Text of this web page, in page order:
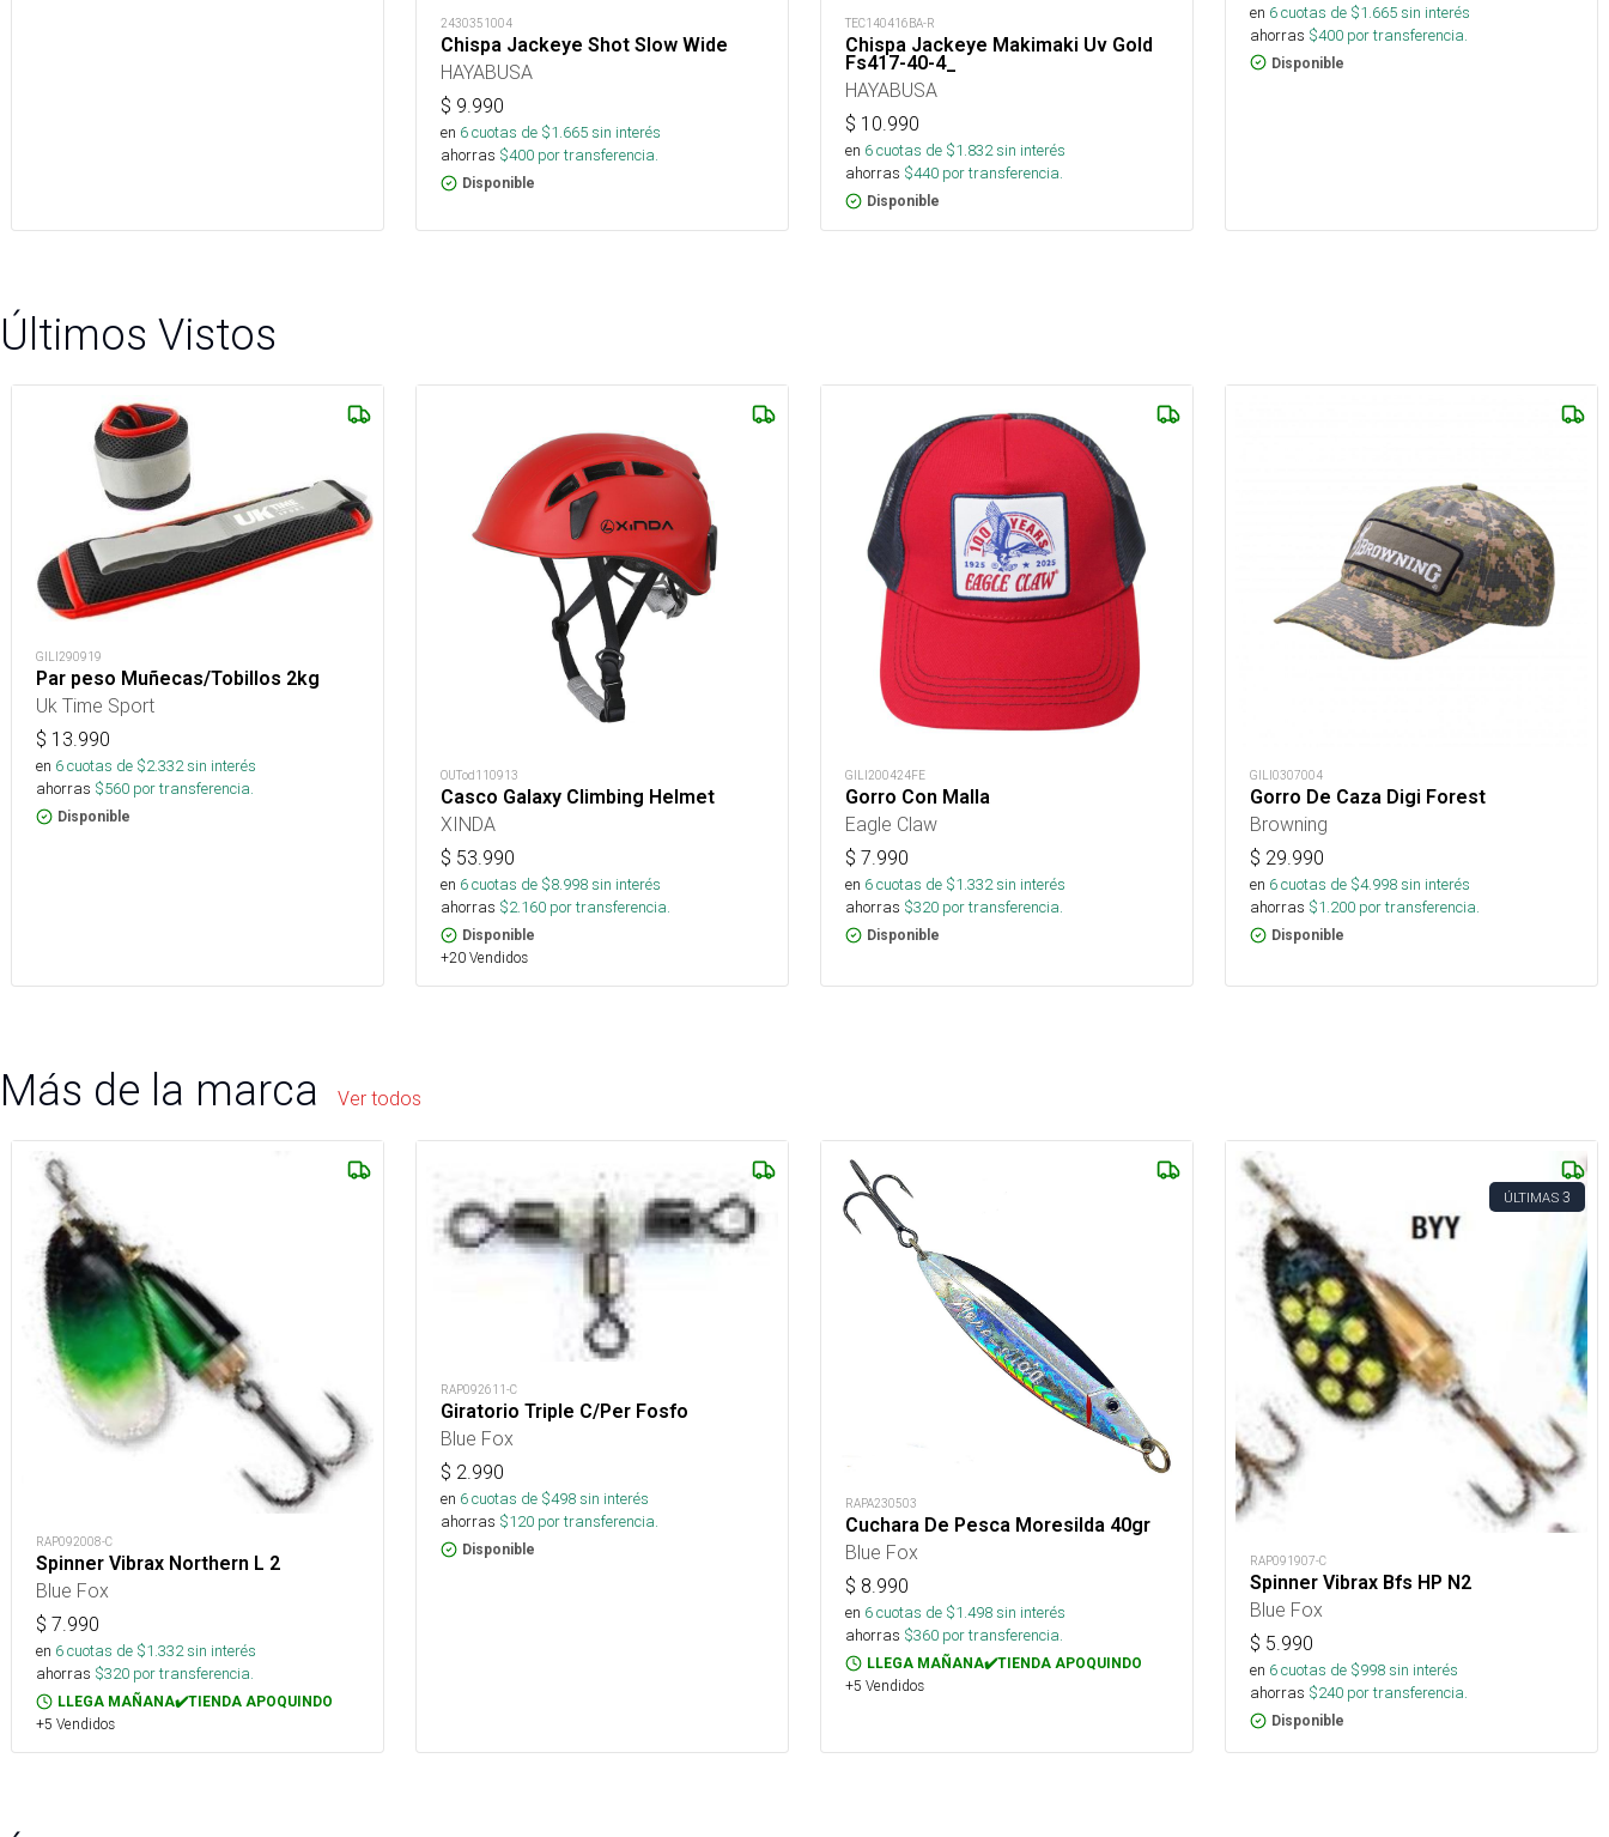
2430351004
Chispa Jackeye Shot Slow Wide
HAYABUSA
$ 9.990
en 6cuotas de $1.665sin interés
ahorras $400 por transferencia.
Disponible
TEC140416BA-R
Chispa Jackeye Makimaki Uv Gold
Fs417-40-4_
HAYABUSA
$ 10.990
en 6cuotas de $1.832sin interés
ahorras $440 por transferencia.
Disponible
en 6cuotas de $1.665sin interés
ahorras $400 por transferencia.
Disponible
Últimos Vistos
GILI290919
Par peso Muñecas/Tobillos 2kg
Uk Time Sport
$ 13.990
en 6cuotas de $2.332sin interés
ahorras $560 por transferencia.
Disponible
OUTod110913
Casco Galaxy Climbing Helmet
XINDA
$ 53.990
en 6cuotas de $8.998sin interés
ahorras $2.160 por transferencia.
Disponible
+20 Vendidos
GILI200424FE
Gorro Con Malla
Eagle Claw
$ 7.990
en 6cuotas de $1.332sin interés
ahorras $320 por transferencia.
Disponible
GILI0307004
Gorro De Caza Digi Forest
Browning
$ 29.990
en 6cuotas de $4.998sin interés
ahorras $1.200 por transferencia.
Disponible
Más de la marca Ver todos
RAP092008-C
Spinner Vibrax Northern L 2
Blue Fox
$ 7.990
en 6cuotas de $1.332sin interés
ahorras $320 por transferencia.
LLEGA MAÑANA✔️TIENDA APOQUINDO
+5 Vendidos
RAP092611-C
Giratorio Triple C/Per Fosfo
Blue Fox
$ 2.990
en 6cuotas de $498sin interés
ahorras $120 por transferencia.
Disponible
RAPA230503
Cuchara De Pesca Moresilda 40gr
Blue Fox
$ 8.990
en 6cuotas de $1.498sin interés
ahorras $360 por transferencia.
LLEGA MAÑANA✔️TIENDA APOQUINDO
+5 Vendidos
ÚLTIMAS 3
RAP091907-C
Spinner Vibrax Bfs HP N2
Blue Fox
$ 5.990
en 6cuotas de $998sin interés
ahorras $240 por transferencia.
Disponible